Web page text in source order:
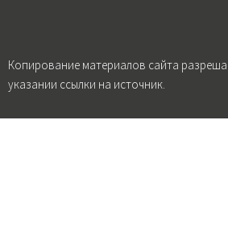
Копирование материалов сайта
указании ссылки на источник.